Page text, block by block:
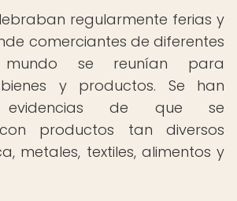
regularmente ferias y
comerciantes de diferentes
se reunían para
y productos. Se han
evidencias de que se
productos tan diversos
metales, textiles, alimentos y